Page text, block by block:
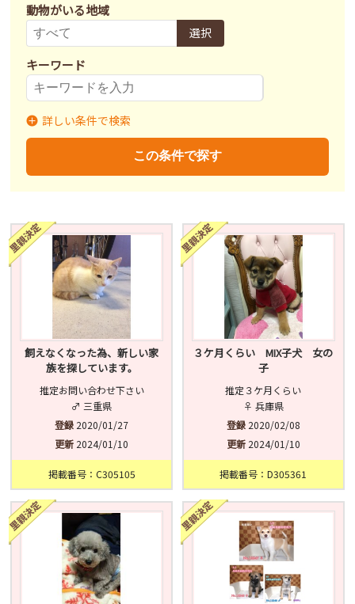
動物がいる地域
選択
キーワード
募集状況
不妊去勢手術
済 未 不明
詳しい条件で検索
この条件で探す
飼えなくなった為、新しい家
族を探しています。
推定お問い合わせ下さい
♂ 三重県
登録 2020/01/27
更新 2024/01/10
掲載番号：C305105
３ケ月くらい MIX子犬 女の
子
推定３ケ月くらい
♀ 兵庫県
登録2020/02/08
更新2024/01/10
掲載番号：D305361